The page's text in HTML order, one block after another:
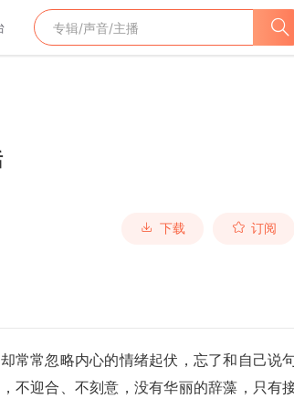
下载 订阅
常常忽略内心的情绪起伏，忘了和自己说
不迎合、不刻意，没有华丽的辞藻，只有